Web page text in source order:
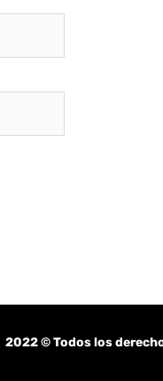
2022© Todos los